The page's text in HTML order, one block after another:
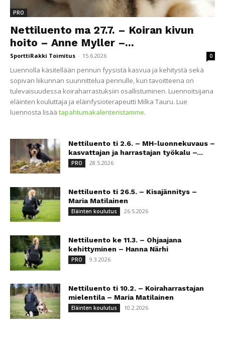
PRO
Nettiluento ma 27.7. – Koiran kivun
hoito – Anne Myller –...
SporttiRakki Toimitus - 15.6.2026 0
Luennolla käsitellään pennun fyysistä kasvua ja kehitystä sekä
sopivan liikunnan suunnittelua pennulle, kun tavoitteena on
tulevaisuudessa koiraharrastuksiin osallistuminen. Luennoitsijana
eläinten kouluttaja ja eläinfysioterapeutti Milka Tauru. Lue
luennosta lisää tapahtumakalenteristamme.
Nettiluento ti 2.6. – MH-luonnekuvaus –
kasvattajan ja harrastajan työkalu –...
PRO 28.5.2026
Nettiluento ti 26.5. – Kisajännitys –
Maria Matilainen
Eläinten koulutus 26.5.2026
Nettiluento ke 11.3. – Ohjaajana
kehittyminen – Hanna Närhi
PRO 9.3.2026
Nettiluento ti 10.2. – Koiraharrastajan
mielentila – Maria Matilainen
Eläinten koulutus 10.2.2026